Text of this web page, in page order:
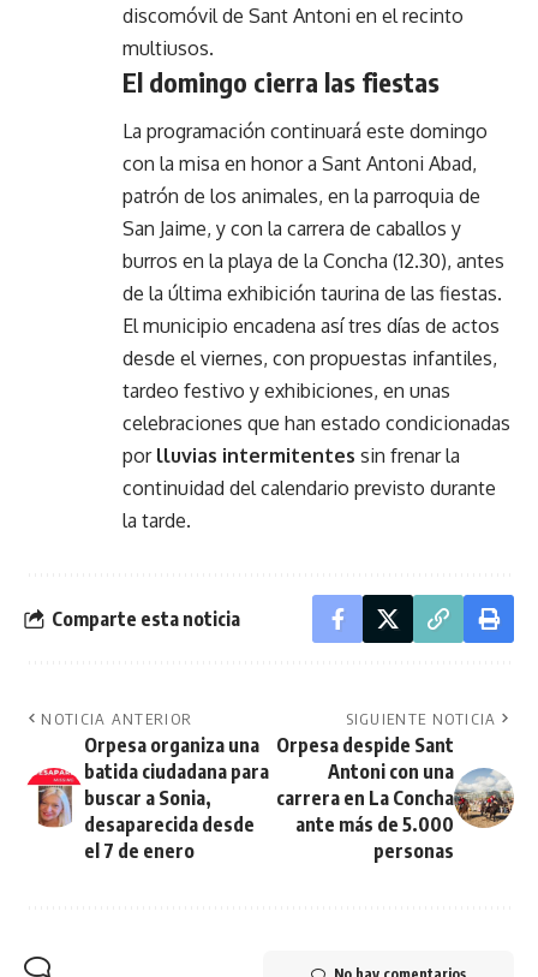
discomóvil de Sant Antoni en el recinto
multiusos.
El domingo cierra las fiestas
La programación continuará este domingo
con la misa en honor a Sant Antoni Abad,
patrón de los animales, en la parroquia de
San Jaime, y con la carrera de caballos y
burros en la playa de la Concha (12.30), antes
de la última exhibición taurina de las fiestas.
El municipio encadena así tres días de actos
desde el viernes, con propuestas infantiles,
tardeo festivo y exhibiciones, en unas
celebraciones que han estado condicionadas
por lluvias intermitentes sin frenar la
continuidad del calendario previsto durante
la tarde.
Comparte esta noticia
NOTICIA ANTERIOR
Orpesa organiza una
batida ciudadana para
buscar a Sonia,
desaparecida desde
el 7 de enero
SIGUIENTE NOTICIA
Orpesa despide Sant
Antoni con una
carrera en La Concha
ante más de 5.000
personas